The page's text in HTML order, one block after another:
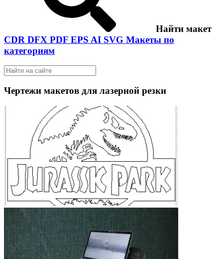
Найти макет
CDR DFX PDF EPS AI SVG Макеты по
категориям
Чертежи макетов для лазерной резки